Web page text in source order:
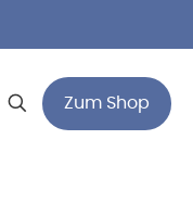
Zum Shop